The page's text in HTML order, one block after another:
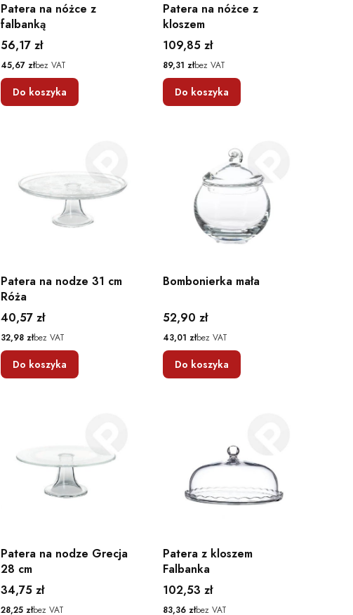
Patera na nóżce z
falbanką
Cena
56,17 zł
Cena
45,67 złbez VAT
Do koszyka
Patera na nóżce z
kloszem
Cena
109,85 zł
Cena
89,31 złbez VAT
Do koszyka
Patera na nodze 31 cm
Róża
Cena
40,57 zł
Cena
32,98 złbez VAT
Do koszyka
Bombonierka mała
Cena
52,90 zł
Cena
43,01 złbez VAT
Do koszyka
Patera na nodze Grecja
28 cm
Cena
34,75 zł
Cena
28,25 złbez VAT
Patera z kloszem
Falbanka
Cena
102,53 zł
Cena
83,36 złbez VAT